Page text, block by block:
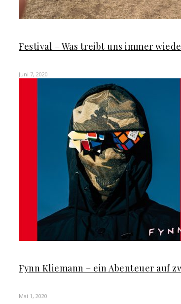
Festival – Was treibt uns immer
Juni 7, 2020
Fynn Kliemann – ein Abenteuer auf
Mai 1, 2020